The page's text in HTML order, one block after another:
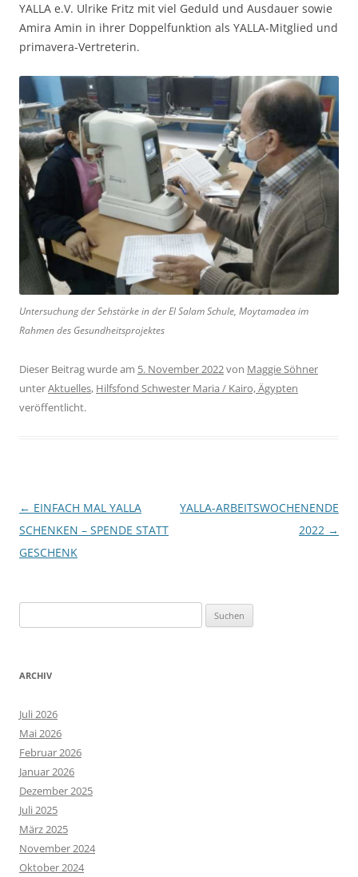
YALLA e.V. Ulrike Fritz mit viel Geduld und Ausdauer sowie
Amira Amin in ihrer Doppelfunktion als YALLA-Mitglied und
primavera-Vertreterin.
Untersuchung der Sehstärke in der El Salam Schule, Moytamadea im
Rahmen des Gesundheitsprojektes
Dieser Beitrag wurde am 5. November 2022von Maggie Söhner
unterAktuelles, Hilfsfond Schwester Maria / Kairo, Ägypten
veröffentlicht.
Beitragsnavigation
← EINFACH MAL YALLA
SCHENKEN – SPENDE STATT
GESCHENK
YALLA-ARBEITSWOCHENENDE
2022 →
nach:
ARCHIV
Juli 2026
Mai 2026
Februar 2026
Januar 2026
Dezember 2025
Juli 2025
März 2025
November 2024
Oktober 2024